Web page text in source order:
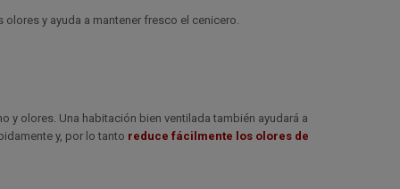
y ayuda a mantener fresco el cenicero.
y olores. Una habitación bien ventilada también ayudará a
y, por lo tanto reduce fácilmente los olores de